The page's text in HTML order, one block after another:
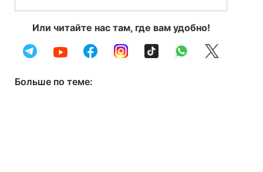
Или читайте нас там, где вам удобно!
Больше по теме: